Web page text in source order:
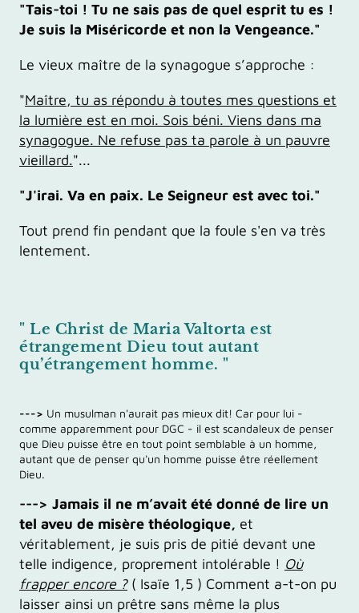
"Tais-toi ! Tu ne sais pas de quel esprit tu es !
Je suis la Miséricorde et non la Vengeance."
Le vieux maître de la synagogue s’approche :
"Maître, tu as répondu à toutes mes questions et
la lumière est en moi. Sois béni. Viens dans ma
synagogue. Ne refuse pas ta parole à un pauvre
vieillard."...
"J'irai. Va en paix. Le Seigneur est avec toi."
Tout prend fin pendant que la foule s'en va très
lentement.
" Le Christ de Maria Valtorta est
étrangement Dieu tout autant
qu’étrangement homme. "
---> Un musulman n'aurait pas mieux dit! Car pour lui -
comme apparemment pour DGC - il est scandaleux de penser
que Dieu puisse être en tout point semblable à un homme,
autant que de penser qu'un homme puisse être réellement
Dieu.
---> Jamais il ne m’avait été donné de lire un
tel aveu de misère théologique, et
véritablement, je suis pris de pitié devant une
telle indigence, proprement intolérable ! Où
frapper encore ?( Isaïe 1,5 ) Comment a-t-on pu
laisser ainsi un prêtre sans même la plus